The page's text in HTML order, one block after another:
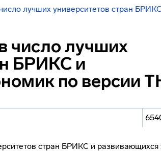
лучших университетов стран
число лучших
БРИКС и
по версии